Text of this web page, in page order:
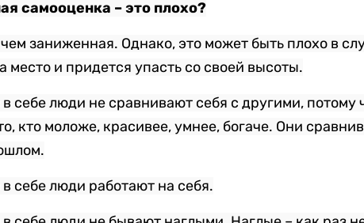
самооценка – это плохо?
заниженная. Однако, это может быть плохо в
место и придется упасть со своей высоты.
себе люди не сравнивают себя с другими, потому
кто моложе, красивее, умнее, богаче. Они
себе люди работают на себя.